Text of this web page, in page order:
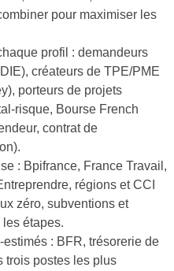
pour maximiser les
profil : demandeurs
créateurs de TPE/PME
porteurs de projets
risque, Bourse French
contrat de
: Bpifrance, France Travail,
régions et CCI
zéro, subventions et
étapes.
: BFR, trésorerie de
trois postes les plus